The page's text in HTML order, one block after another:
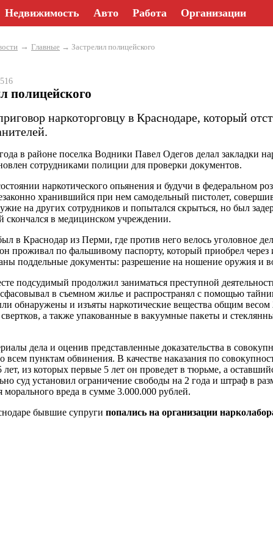
Недвижимость Авто Работа Организации
→ Главные → Застрелил полицейского
полицейского
наркоторговцу в Краснодаре, который
в районе поселка Водники Павел Одегов делал закладки
сотрудниками полиции для проверки документов.
наркотического опьянения и будучи в федеральном
хранившийся при нем самодельный пистолет,
на других сотрудников и попытался скрыться, но был
скончался в медицинском учреждении.
в Краснодар из Перми, где против него велось уголовное
проживал по фальшивому паспорту, который приобрел
поддельные документы: разрешение на ношение оружия и
подсудимый продолжил заниматься преступной
в съемном жилье и распространял с помощью
обнаружены и изъяты наркотические вещества общим
а также упакованные в вакуумные пакеты и
дела и оценив представленные доказательства в
пунктам обвинения. В качестве наказания по
лет, из которых первые 5 лет он проведет в тюрьме, а
суд установил ограничение свободы на 2 года и штраф в
морального вреда в сумме 3.000.000 рублей.
бывшие супруги попались на организации